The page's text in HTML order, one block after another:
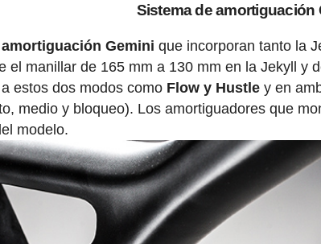
Sistema de amortiguación
Gemini que incorporan tanto la
el manillar de 165 mm a 130 mm en la Jekyll y
estos dos modos como Flow y Hustle y en
medio y bloqueo). Los amortiguadores que
modelo.